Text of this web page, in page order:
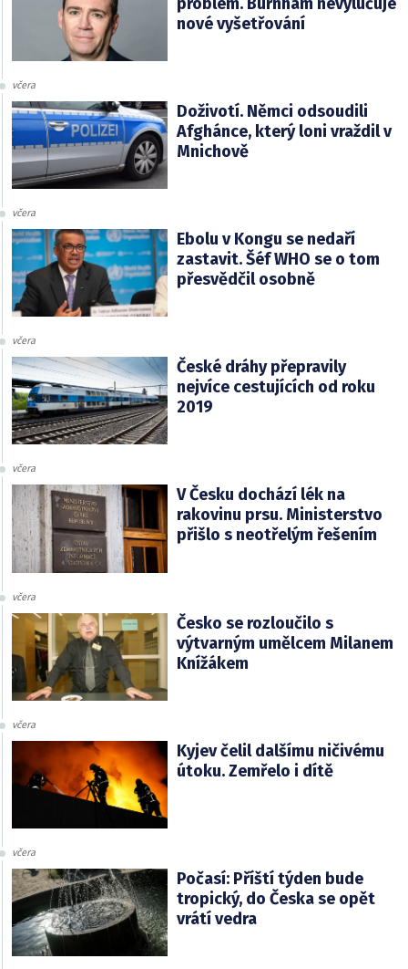
nové vyšetřování
včera
Doživotí. Němci odsoudili
Afghánce, který loni vraždil v
Mnichově
včera
Ebolu v Kongu se nedaří
zastavit. Šéf WHO se o tom
přesvědčil osobně
včera
České dráhy přepravily
nejvíce cestujících od roku
2019
včera
V Česku dochází lék na
rakovinu prsu. Ministerstvo
přišlo s neotřelým řešením
včera
Česko se rozloučilo s
výtvarným umělcem Milanem
Knížákem
včera
Kyjev čelil dalšímu ničivému
útoku. Zemřelo i dítě
včera
Počasí: Příští týden bude
tropický, do Česka se opět
vrátí vedra